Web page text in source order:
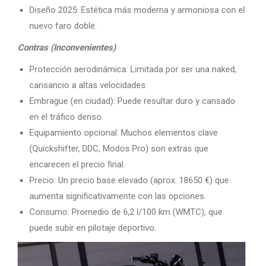
Diseño 2025: Estética más moderna y armoniosa con el
nuevo faro doble.
Contras (Inconvenientes)
Protección aerodinámica: Limitada por ser una naked,
cansancio a altas velocidades.
Embrague (en ciudad): Puede resultar duro y cansado
en el tráfico denso.
Equipamiento opcional: Muchos elementos clave
(Quickshifter, DDC, Modos Pro) son extras que
encarecen el precio final.
Precio: Un precio base elevado (aprox. 18650 €) que
aumenta significativamente con las opciones.
Consumo: Promedio de 6,2 l/100 km (WMTC), que
puede subir en pilotaje deportivo.